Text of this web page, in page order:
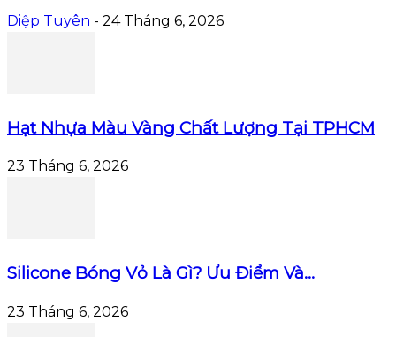
Diệp Tuyên - 24 Tháng 6, 2026
Hạt Nhựa Màu Vàng Chất Lượng Tại TPHCM
23 Tháng 6, 2026
Silicone Bóng Vỏ Là Gì? Ưu Điểm Và...
23 Tháng 6, 2026